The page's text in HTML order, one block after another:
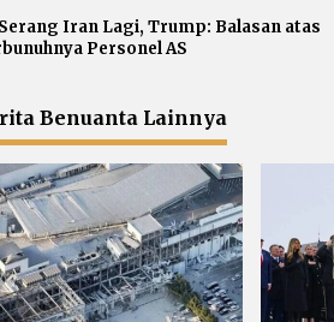
p
o
Iran Lagi, Trump: Balasan atas
Personel AS
Benuanta Lainnya